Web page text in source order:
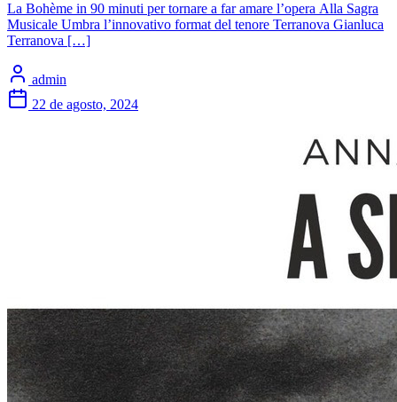
La Bohème in 90 minuti per tornare a far amare l’opera Alla Sagra
Musicale Umbra l’innovativo format del tenore Terranova Gianluca
Terranova […]
admin
22 de agosto, 2024